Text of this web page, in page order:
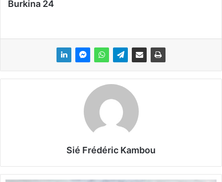
Burkina 24
Sié Frédéric Kambou